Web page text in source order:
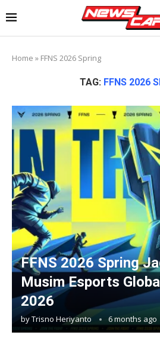
Home » FFNS 2026 Spring
TAG: FFNS 2026
FFNS 2026 Spring
Musim Esports
2026
byTrisno Heriyanto 6 months ago